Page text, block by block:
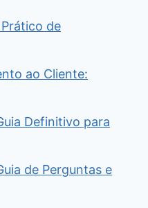
de
ao Cliente:
Definitivo para
de Perguntas e